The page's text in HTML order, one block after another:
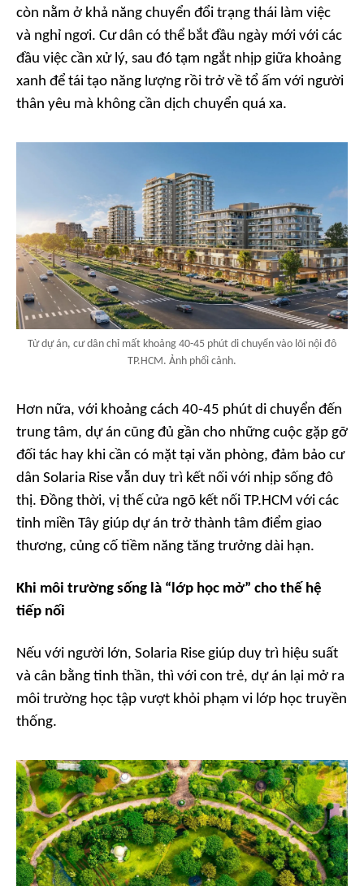
còn nằm ở khả năng chuyển đổi trạng thái làm việc
và nghỉ ngơi. Cư dân có thể bắt đầu ngày mới với các
đầu việc cần xử lý, sau đó tạm ngắt nhịp giữa khoảng
xanh để tái tạo năng lượng rồi trở về tổ ấm với người
thân yêu mà không cần dịch chuyển quá xa.
Từ dự án, cư dân chỉ mất khoảng 40-45 phút di chuyển vào lõi nội đô
TP.HCM. Ảnh phối cảnh.
Hơn nữa, với khoảng cách 40-45 phút di chuyển đến
trung tâm, dự án cũng đủ gần cho những cuộc gặp gỡ
đối tác hay khi cần có mặt tại văn phòng, đảm bảo cư
dân Solaria Rise vẫn duy trì kết nối với nhịp sống đô
thị. Đồng thời, vị thế cửa ngõ kết nối TP.HCM với các
tỉnh miền Tây giúp dự án trở thành tâm điểm giao
thương, củng cố tiềm năng tăng trưởng dài hạn.
Khi môi trường sống là “lớp học mở” cho thế hệ
tiếp nối
Nếu với người lớn, Solaria Rise giúp duy trì hiệu suất
và cân bằng tinh thần, thì với con trẻ, dự án lại mở ra
môi trường học tập vượt khỏi phạm vi lớp học truyền
thống.